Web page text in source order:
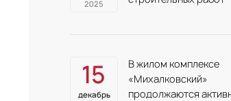
2025
15
декабрь
В жилом комплексе
«Михалковский»
продолжаются